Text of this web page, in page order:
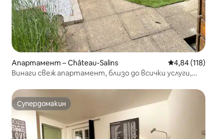
Апартамент – Château-Salins Средна
4,84 (118)
Винаги свеж апартамент, близо до всички услуги,
Супердомакин
Супердомакин